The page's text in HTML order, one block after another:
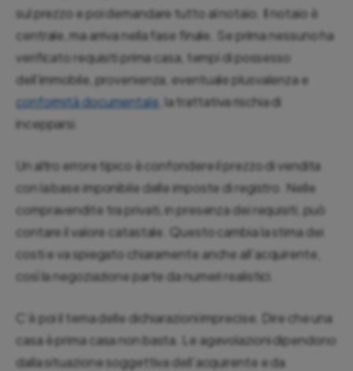
sul prezzo e poi demandare tutto al notaio. Il notaio è
centrale, ma arriva nella fase finale. Se prima nessuno ha
verificato requisiti prima casa, tempi di possesso
dell’immobile, provenienza, eventuale plusvalenza e
conformità documentale, la trattativa rischia di
incepparsi.
Un altro errore tipico è confondere il prezzo di vendita
con la base imponibile delle imposte di registro. Nelle
compravendite tra privati, in presenza dei requisiti, può
contare il valore catastale. Questo cambia la stima dei
costi e va spiegato chiaramente anche all’acquirente,
così la negoziazione parte da numeri realistici.
C’è poi il tema delle dichiarazioni imprecise. Dire che una
casa è prima casa non basta. Le agevolazioni dipendono
dalla situazione soggettiva dell’acquirente e da